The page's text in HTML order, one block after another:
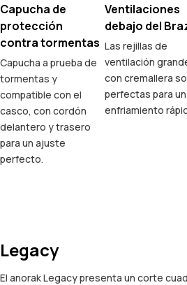
Capucha de
protección
contra tormentas
Capucha a prueba de
tormentas y
compatible con el
casco, con cordón
delantero y trasero
para un ajuste
perfecto.
Ventilaciones
debajo del
Las rejillas de
ventilación
con cremallera
perfectas para un
enfriamiento
Legacy
El anorak Legacy presenta un corte